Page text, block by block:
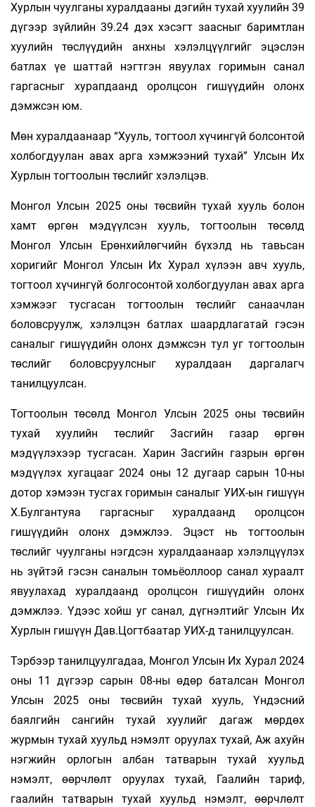
Хурлын чуулганы хуралдааны дэгийн тухай хуулийн 39
дүгээр зүйлийн 39.24 дэх хэсэгт заасныг баримтлан
хуулийн төслүүдийн анхны хэлэлцүүлгийг эцэслэн
батлах үе шаттай нэгтгэн явуулах горимын санал
гаргасныг хурапдаанд оролцсон гишүүдийн олонх
дэмжсэн юм.
Мөн хуралдаанаар “Хууль, тогтоол хүчингүй болсонтой
холбогдуулан авах арга хэмжээний тухай” Улсын Их
Хурлын тогтоолын төслийг хэлэлцэв.
Монгол Улсын 2025 оны төсвийн тухай хууль болон
хамт өргөн мэдүүлсэн хууль, тогтоолын төсөлд
Монгол Улсын Ерөнхийлөгчийн бүхэлд нь тавьсан
хоригийг Монгол Улсын Их Хурал хүлээн авч хууль,
тогтоол хүчингүй болгосонтой холбогдуулан авах арга
хэмжээг тусгасан тогтоолын төслийг санаачлан
боловсруулж, хэлэлцэн батлах шаардлагатай гэсэн
саналыг гишүүдийн олонх дэмжсэн тул уг тогтоолын
төслийг боловсруулсныг хуралдаан даргалагч
танилцуулсан.
Тогтоолын төсөлд Монгол Улсын 2025 оны төсвийн
тухай хуулийн төслийг Засгийн газар өргөн
мэдүүлэхээр тусгасан. Харин Засгийн газрын өргөн
мэдүүлэх хугацааг 2024 оны 12 дугаар сарын 10-ны
дотор хэмээн тусгах горимын саналыг УИХ-ын гишүүн
Х.Булгантуяа гаргасныг хуралдаанд оролцсон
гишүүдийн олонх дэмжлээ. Эцэст нь тогтоолын
төслийг чуулганы нэгдсэн хуралдаанаар хэлэлцүүлэх
нь зүйтэй гэсэн саналын томьёоллоор санал хураалт
явуулахад хуралдаанд оролцсон гишүүдийн олонх
дэмжлээ. Үдээс хойш уг санал, дүгнэлтийг Улсын Их
Хурлын гишүүн Дав.Цогтбаатар УИХ-д танилцуулсан.
Тэрбээр танилцуулгадаа, Монгол Улсын Их Хурал 2024
оны 11 дүгээр сарын 08-ны өдөр баталсан Монгол
Улсын 2025 оны төсвийн тухай хууль, Үндэсний
баялгийн сангийн тухай хуулийг дагаж мөрдөх
журмын тухай хуульд нэмэлт оруулах тухай, Аж ахуйн
нэгжийн орлогын албан татварын тухай хуульд
нэмэлт, өөрчлөлт оруулах тухай, Гаалийн тариф,
гаалийн татварын тухай хуульд нэмэлт, өөрчлөлт